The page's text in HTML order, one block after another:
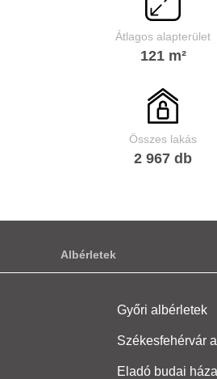
Átlagos alapterület
121 m²
Összes lakás
2 967 db
Albérletek
Győri albérletek
Székesfehérvár
Eladó budai